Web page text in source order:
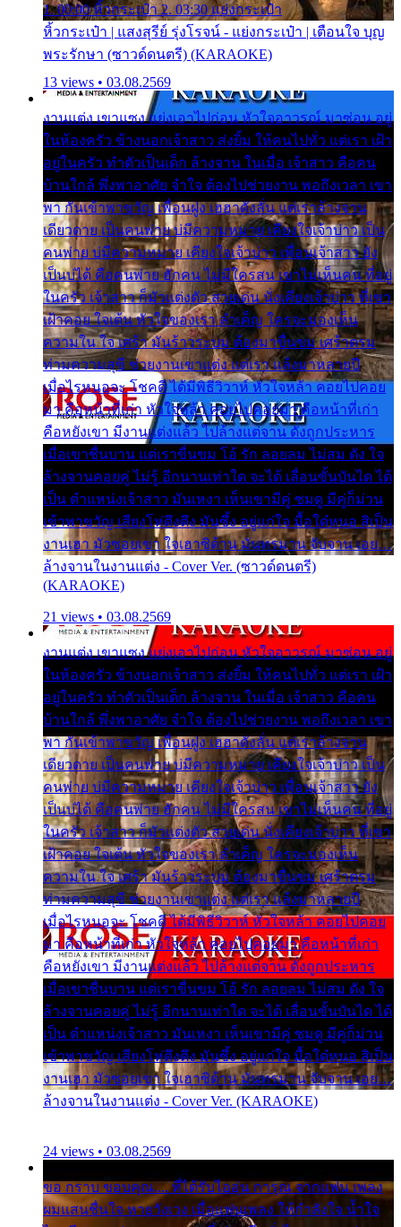
1. 00:00 หิ้วกระเป๋า 2. 03:30 แย่งกระเป๋า
หิ้วกระเป๋า | แสงสุรีย์ รุ่งโรจน์ - แย่งกระเป๋า | เตือนใจ บุญ
พระรักษา (ซาวด์ดนตรี) (KARAOKE)
13 views • 03.08.2569
งานแต่ง เขาแซง แย่งเอาไปก่อน หัวใจอาวรณ์ มาซ่อน อยู่
ในห้องครัว ข้างนอกเจ้าสาว ส่งยิ้ม ให้คนไปทั่ว แต่เรา เฝ้า
อยู่ในครัว ทำตัวเป็นเด็ก ล้างจาน ในเมื่อ เจ้าสาว คือคน
บ้านใกล้ พึ่งพาอาศัย จำใจ ต้องไปช่วยงาน พอถึงเวลา เขา
พา กันเข้าพาขวัญ เพื่อนฝูง เฮฮาดังลั่น แต่เราล้างจาน
เดียวดาย เป็นคนพ่าย บ่มีความหมาย เคียงใจเจ้าบ่าว เป็น
คนพ่าย บ่มีความหมาย เคียงใจเจ้าบ่าว เพื่อนเจ้าสาว ยัง
เป็นบ่ได้ คือคนพ่าย ฮักคน ไม่มีใครสน เขาไม่เห็นคน ที่อยู่
ในครัว เจ้าสาว ก็มัวแต่งตัว สวยเด่น นั่งเคียงเจ้าบ่าว ที่เขา
เฝ้าคอย ใจเต้น หัวใจของเรา ลำเค็ญ ใครจะมองเห็น
ความใน ใจ เศร้า มันร้าวระบม ต้องมาขื่นขม เศร้าตรม
ท่ามความสุขี ช่วยงานเขาแต่ง แต่เรา แล้งมาหลายปี
เมื่อไรหนอจะ โชคดี ได้มีพิธีวิวาห์ หัวใจหล้า คอยไปคอย
มา คือหน้าที่เก่า หัวใจหล้า คอยไปคอยมา คือหน้าที่เก่า
คือหยังเขา มีงานแต่งแล้ว ไปล้างแต่จาน ดั่งถูกประหาร
เมื่อเขาชื่นบาน แต่เราขื่นขม โอ้ รัก ลอยลม ไม่สม ดัง ใจ
ล้างจานคอยคู่ ไม่รู้ อีกนานเท่าใด จะได้ เลื่อนขั้นบันได ได้
เป็น ตำแหน่งเจ้าสาว มันเหงา เห็นเขามีคู่ ซมดู มีคู่ก็ม่วน
เข้าพาขวัญ เสียงโห่ตึงตึง มันซึ้ง อยู่แก่ใจ มื้อใด๋หนอ สิเป็น
งานเฮา มัวซอยเขา ใจเฮาซิด้าน มันทรมาน จับจาน เอย…
ล้างจานในงานแต่ง - Cover Ver. (ซาวด์ดนตรี)
(KARAOKE)
21 views • 03.08.2569
งานแต่ง เขาแซง แย่งเอาไปก่อน หัวใจอาวรณ์ มาซ่อน อยู่
ในห้องครัว ข้างนอกเจ้าสาว ส่งยิ้ม ให้คนไปทั่ว แต่เรา เฝ้า
อยู่ในครัว ทำตัวเป็นเด็ก ล้างจาน ในเมื่อ เจ้าสาว คือคน
บ้านใกล้ พึ่งพาอาศัย จำใจ ต้องไปช่วยงาน พอถึงเวลา เขา
พา กันเข้าพาขวัญ เพื่อนฝูง เฮฮาดังลั่น แต่เราล้างจาน
เดียวดาย เป็นคนพ่าย บ่มีความหมาย เคียงใจเจ้าบ่าว เป็น
คนพ่าย บ่มีความหมาย เคียงใจเจ้าบ่าว เพื่อนเจ้าสาว ยัง
เป็นบ่ได้ คือคนพ่าย ฮักคน ไม่มีใครสน เขาไม่เห็นคน ที่อยู่
ในครัว เจ้าสาว ก็มัวแต่งตัว สวยเด่น นั่งเคียงเจ้าบ่าว ที่เขา
เฝ้าคอย ใจเต้น หัวใจของเรา ลำเค็ญ ใครจะมองเห็น
ความใน ใจ เศร้า มันร้าวระบม ต้องมาขื่นขม เศร้าตรม
ท่ามความสุขี ช่วยงานเขาแต่ง แต่เรา แล้งมาหลายปี
เมื่อไรหนอจะ โชคดี ได้มีพิธีวิวาห์ หัวใจหล้า คอยไปคอย
มา คือหน้าที่เก่า หัวใจหล้า คอยไปคอยมา คือหน้าที่เก่า
คือหยังเขา มีงานแต่งแล้ว ไปล้างแต่จาน ดั่งถูกประหาร
เมื่อเขาชื่นบาน แต่เราขื่นขม โอ้ รัก ลอยลม ไม่สม ดัง ใจ
ล้างจานคอยคู่ ไม่รู้ อีกนานเท่าใด จะได้ เลื่อนขั้นบันได ได้
เป็น ตำแหน่งเจ้าสาว มันเหงา เห็นเขามีคู่ ซมดู มีคู่ก็ม่วน
เข้าพาขวัญ เสียงโห่ตึงตึง มันซึ้ง อยู่แก่ใจ มื้อใด๋หนอ สิเป็น
งานเฮา มัวซอยเขา ใจเฮาซิด้าน มันทรมาน จับจาน เอย…
ล้างจานในงานแต่ง - Cover Ver. (KARAOKE)
24 views • 03.08.2569
ขอ กราบ ขอบคุณ.... ที่ได้รับไออุ่น การุณ จากแฟน เพลง
ผมแสนชื่นใจ หายวังเวง เมื่อแฟนเพลง ให้กำลังใจ น้ำใจ